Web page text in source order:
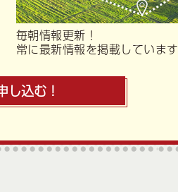
毎朝情報更新！
常に最新情報を掲載しています
し込む！